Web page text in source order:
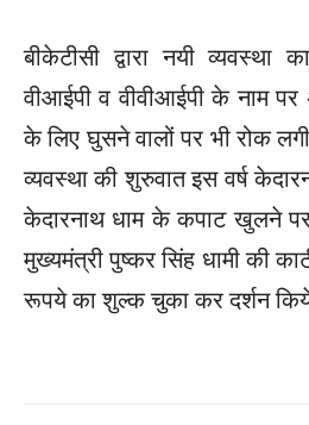
बीकेटीसी द्वारा नयी
वीआईपी व वीवीआईपी के नाम
के लिए घुसने वालों पर भी रोक
व्यवस्था की शुरुवात इस वर्ष
केदारनाथ धाम के कपाट खुलने पर
मुख्यमंत्री पुष्कर सिंह धामी की
रूपये का शुल्क चुका कर दर्शन